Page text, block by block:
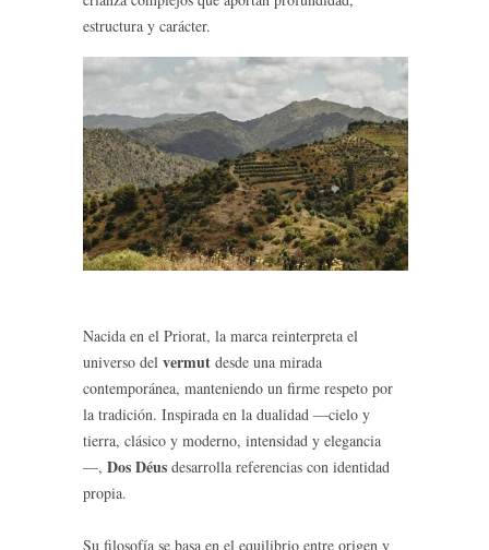
estructura y carácter.
Nacida en el Priorat, la marca reinterpreta el
universo del vermut desde una mirada
contemporánea, manteniendo un firme respeto por
la tradición. Inspirada en la dualidad —cielo y
tierra, clásico y moderno, intensidad y elegancia
—, Dos Déus desarrolla referencias con identidad
propia.
Su filosofía se basa en el equilibrio entre origen y